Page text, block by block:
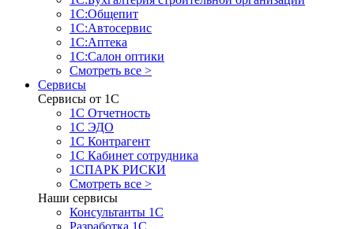
1С:Общепит
1С:Автосервис
1С:Аптека
1С:Салон оптики
Смотреть все >
Сервисы
Сервисы от 1С
1С Отчетность
1С ЭДО
1С Контрагент
1С Кабинет сотрудника
1СПАРК РИСКИ
Смотреть все >
Наши сервисы
Консультанты 1С
Разработка 1С